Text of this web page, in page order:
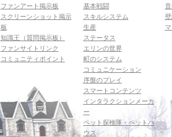
ファンアート掲示板
スクリーンショット掲示
板
知識王（質問掲示板）
ファンサイトリンク
コミュニティポイント
基本戦闘
スキルシステム
生産
ステータス
エリンの世界
町のシステム
コミュニケーション
序盤のプレイ
スマートコンテンツ
インタラクションメーカ
ー
ペット探検隊・ペットハ
ウス